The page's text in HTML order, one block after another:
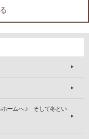
ホームへ ♪ そして冬とい